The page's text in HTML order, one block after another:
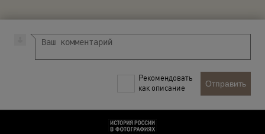
Рекомендовать
как описание
Отправить